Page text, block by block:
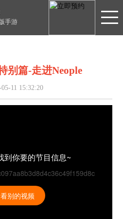
手游
别篇-走进Neople
11 15:32:20
到你要的节目信息~
别的视频